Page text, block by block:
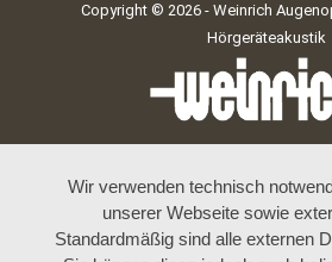
Copyright © 2026 - Weinrich
Hörgeräteakustik
Wir verwenden technisch
unserer Webseite sowie
Standardmäßig sind alle externen